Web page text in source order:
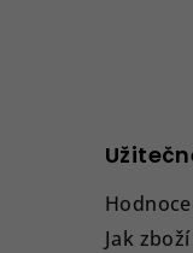
Jak